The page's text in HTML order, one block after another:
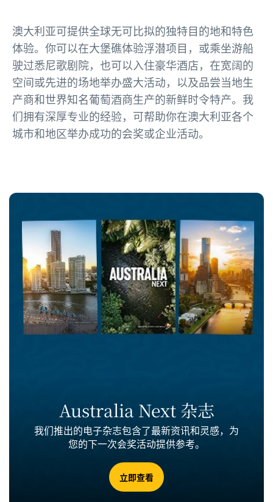
澳大利亚可提供全球无可比拟的独特目的地和特色
体验。你可以在大堡礁体验浮潜项目，或乘坐游船
驶过悉尼歌剧院，也可以入住豪华酒店，在宽阔的
空间或先进的场地举办盛大活动，以及品尝当地生
产商和世界知名葡萄酒商生产的新鲜时令特产。我
们拥有深厚专业的经验，可帮助你在澳大利亚各个
城市和地区举办成功的会奖或企业活动。
Australia Next 杂志
我们推出的电子杂志包含了最新资讯和灵感，为
您的下一次会奖活动提供参考。
立即查看